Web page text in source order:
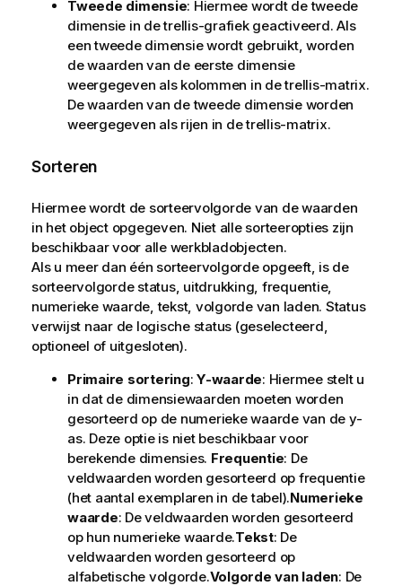
Tweede dimensie: Hiermee wordt de tweede
dimensie in de trellis-grafiek geactiveerd. Als
een tweede dimensie wordt gebruikt, worden
de waarden van de eerste dimensie
weergegeven als kolommen in de trellis-matrix.
De waarden van de tweede dimensie worden
weergegeven als rijen in de trellis-matrix.
Sorteren
Hiermee wordt de sorteervolgorde van de waarden
in het object opgegeven. Niet alle sorteeropties zijn
beschikbaar voor alle werkbladobjecten.
Als u meer dan één sorteervolgorde opgeeft, is de
sorteervolgorde status, uitdrukking, frequentie,
numerieke waarde, tekst, volgorde van laden. Status
verwijst naar de logische status (geselecteerd,
optioneel of uitgesloten).
Primaire sortering: Y-waarde: Hiermee stelt u
in dat de dimensiewaarden moeten worden
gesorteerd op de numerieke waarde van de y-
as. Deze optie is niet beschikbaar voor
berekende dimensies. Frequentie: De
veldwaarden worden gesorteerd op frequentie
(het aantal exemplaren in de tabel).Numerieke
waarde: De veldwaarden worden gesorteerd
op hun numerieke waarde.Tekst: De
veldwaarden worden gesorteerd op
alfabetische volgorde.Volgorde van laden: De